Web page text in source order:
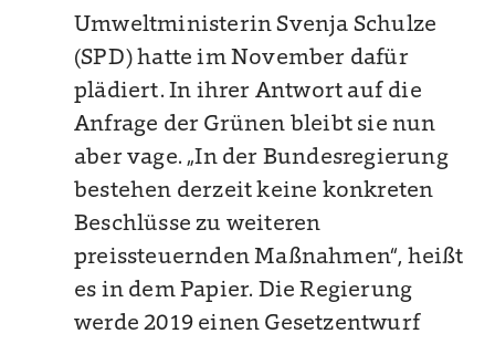
Umweltministerin Svenja Schulze
(SPD) hatte im November dafür
plädiert. In ihrer Antwort auf die
Anfrage der Grünen bleibt sie nun
aber vage. „In der Bundesregierung
bestehen derzeit keine konkreten
Beschlüsse zu weiteren
preissteuernden Maßnahmen“, heißt
es in dem Papier. Die Regierung
werde 2019 einen Gesetzentwurf